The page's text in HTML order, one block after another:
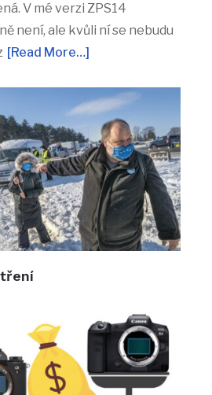
V mé verzi ZPS14
není, ale kvůli ní se nebudu
[Read More…]